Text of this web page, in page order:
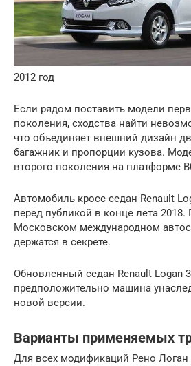
2012 год
Если рядом поставить модели
поколения, сходства найти
что объединяет внешний дизайн
багажник и пропорции кузова.
второго поколения на платформе
Автомобиль кросс-седан Renault
перед публикой в конце лета 2018.
Московском международном
держатся в секрете.
Обновленный седан Renault Logan
предположительно машина
новой версии.
Варианты применяемых
Для всех модификаций Рено Логан